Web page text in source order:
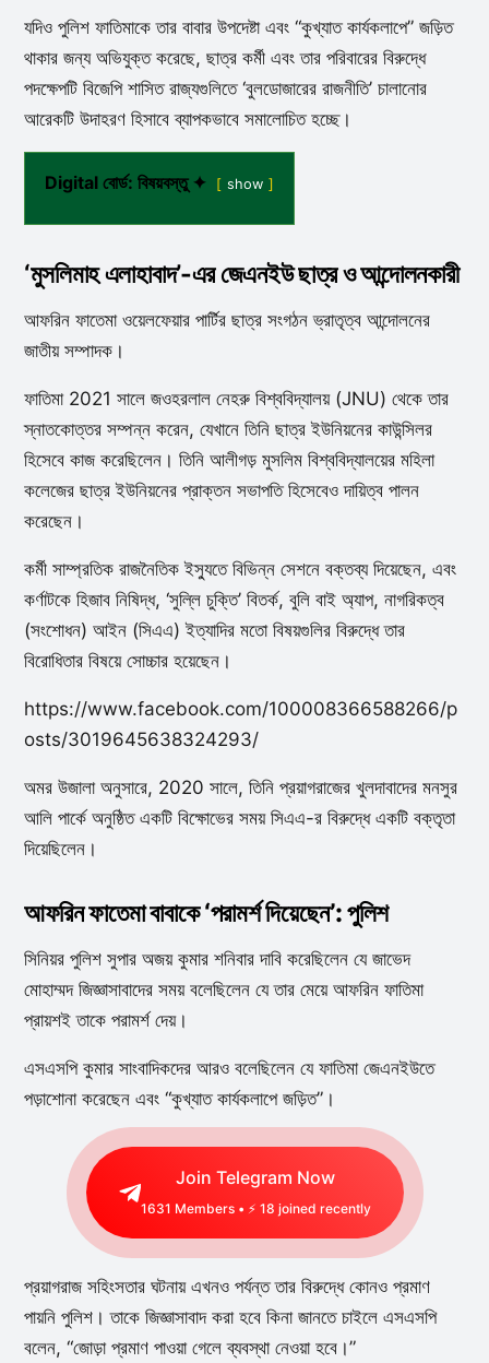
যদিও পুলিশ ফাতিমাকে তার বাবার উপদেষ্টা এবং “কুখ্যাত কার্যকলাপে” জড়িত
থাকার জন্য অভিযুক্ত করেছে, ছাত্র কর্মী এবং তার পরিবারের বিরুদ্ধে
পদক্ষেপটি বিজেপি শাসিত রাজ্যগুলিতে ‘বুলডোজারের রাজনীতি’ চালানোর
আরেকটি উদাহরণ হিসাবে ব্যাপকভাবে সমালোচিত হচ্ছে।
Digital বোর্ড: বিষয়বস্তু ✦ show
‘মুসলিমাহ এলাহাবাদ’-এর জেএনইউ ছাত্র ও আন্দোলনকারী
আফরিন ফাতেমা ওয়েলফেয়ার পার্টির ছাত্র সংগঠন ভ্রাতৃত্ব আন্দোলনের
জাতীয় সম্পাদক।
ফাতিমা 2021 সালে জওহরলাল নেহরু বিশ্ববিদ্যালয় (JNU) থেকে তার
স্নাতকোত্তর সম্পন্ন করেন, যেখানে তিনি ছাত্র ইউনিয়নের কাউন্সিলর
হিসেবে কাজ করেছিলেন। তিনি আলীগড় মুসলিম বিশ্ববিদ্যালয়ের মহিলা
কলেজের ছাত্র ইউনিয়নের প্রাক্তন সভাপতি হিসেবেও দায়িত্ব পালন
করেছেন।
কর্মী সাম্প্রতিক রাজনৈতিক ইস্যুতে বিভিন্ন সেশনে বক্তব্য দিয়েছেন, এবং
কর্ণাটকে হিজাব নিষিদ্ধ, ‘সুল্লি চুক্তি’ বিতর্ক, বুলি বাই অ্যাপ, নাগরিকত্ব
(সংশোধন) আইন (সিএএ) ইত্যাদির মতো বিষয়গুলির বিরুদ্ধে তার
বিরোধিতার বিষয়ে সোচ্চার হয়েছেন।
https://www.facebook.com/100008366588266/p
osts/3019645638324293/
অমর উজালা অনুসারে, 2020 সালে, তিনি প্রয়াগরাজের খুলদাবাদের মনসুর
আলি পার্কে অনুষ্ঠিত একটি বিক্ষোভের সময় সিএএ-র বিরুদ্ধে একটি বক্তৃতা
দিয়েছিলেন।
আফরিন ফাতেমা বাবাকে ‘পরামর্শ দিয়েছেন’: পুলিশ
সিনিয়র পুলিশ সুপার অজয় ​​কুমার শনিবার দাবি করেছিলেন যে জাভেদ
মোহাম্মদ জিজ্ঞাসাবাদের সময় বলেছিলেন যে তার মেয়ে আফরিন ফাতিমা
প্রায়শই তাকে পরামর্শ দেয়।
এসএসপি কুমার সাংবাদিকদের আরও বলেছিলেন যে ফাতিমা জেএনইউতে
পড়াশোনা করেছেন এবং “কুখ্যাত কার্যকলাপে জড়িত”।
Join Telegram Now
1631 Members • ⚡ 18 joined recently
প্রয়াগরাজ সহিংসতার ঘটনায় এখনও পর্যন্ত তার বিরুদ্ধে কোনও প্রমাণ
পায়নি পুলিশ। তাকে জিজ্ঞাসাবাদ করা হবে কিনা জানতে চাইলে এসএসপি
বলেন, “জোড়া প্রমাণ পাওয়া গেলে ব্যবস্থা নেওয়া হবে।”